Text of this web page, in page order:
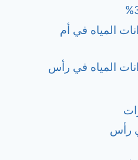
المياه في أم
المياه في رأس
رأس